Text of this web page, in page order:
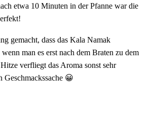
etwa 10 Minuten in der Pfanne war die
gemacht, dass das Kala Namak
man es erst nach dem Braten zu dem
verfliegt das Aroma sonst sehr
😀